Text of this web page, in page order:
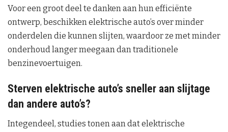
Voor een groot deel te danken aan hun efficiënte
ontwerp, beschikken elektrische auto’s over minder
onderdelen die kunnen slijten, waardoor ze met minder
onderhoud langer meegaan dan traditionele
benzinevoertuigen.
Sterven elektrische auto’s sneller aan slijtage
dan andere auto’s?
Integendeel, studies tonen aan dat elektrische